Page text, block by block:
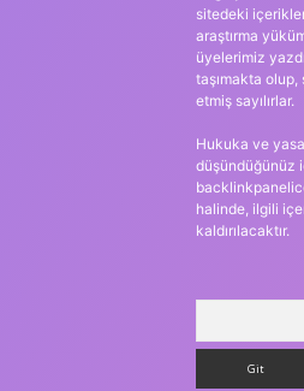
sitedeki
araştırma
üyelerimiz
taşımakta
etmiş sayılırlar.
Hukuka ve
düşündüğünüz
halinde, ilgili
kaldırılacaktır.